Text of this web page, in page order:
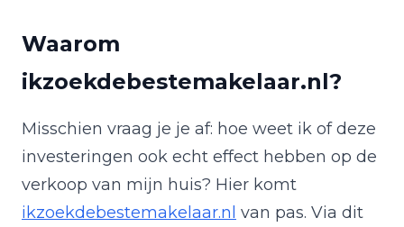
Waarom
ikzoekdebestemakelaar.nl?
Misschien vraag je je af: hoe weet ik of deze
investeringen ook echt effect hebben op de
verkoop van mijn huis? Hier komt
ikzoekdebestemakelaar.nl van pas. Via dit